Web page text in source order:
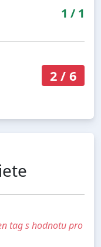
1 / 1
2/ 6
tag s hodnotu pro